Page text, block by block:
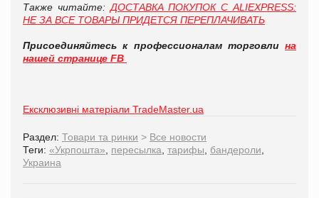
Также читайте: ДОСТАВКА ПОКУПОК С ALIEXPRESS:
НЕ ЗА ВСЕ ТОВАРЫ ПРИДЕТСЯ ПЕРЕПЛАЧИВАТЬ
Присоединяйтесь к профессионалам торговли на
нашей странице FB
Ексклюзивні матеріали TradeMaster.ua
Раздел: Товари та ринки > Все новости
Теги: «Укрпошта» пересылка тарифы бандероли
Украина